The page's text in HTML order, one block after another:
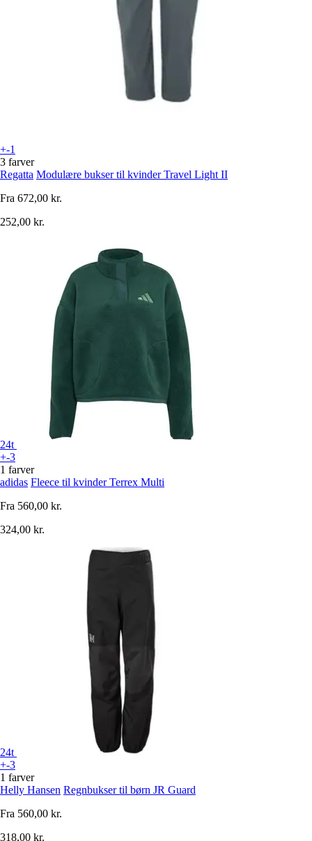
+-1
3 farver
Regatta Modulære bukser til kvinder Travel Light II
Fra 672,00 kr.
252,00 kr.
24t
+-3
1 farver
adidas Fleece til kvinder Terrex Multi
Fra 560,00 kr.
324,00 kr.
24t
+-3
1 farver
Helly Hansen Regnbukser til børn JR Guard
Fra 560,00 kr.
318,00 kr.